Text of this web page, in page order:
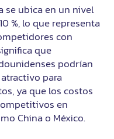
se ubica en un nivel
%, lo que representa
con
que
podrían
para
ya que los costos
en
China o México.